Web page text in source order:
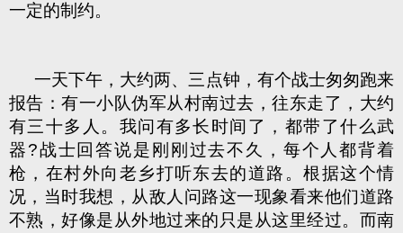
一定的制约。
一天下午，大约两、三点钟，有个战士匆匆跑来
报告：有一小队伪军从村南过去，往东走了，大约
有三十多人。我问有多长时间了，都带了什么武
器?战士回答说是刚刚过去不久，每个人都背着
枪，在村外向老乡打听东去的道路。根据这个情
况，当时我想，从敌人问路这一现象看来他们道路
不熟，好像是从外地过来的只是从这里经过。而南